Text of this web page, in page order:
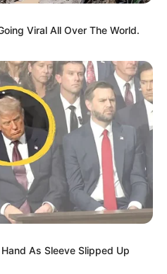
Viral All Over The World.
As Sleeve Slipped Up